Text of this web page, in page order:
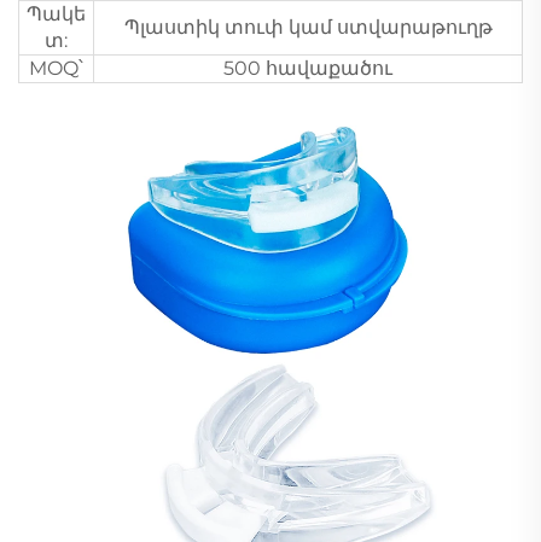
Պակե
տ:
Պլաստիկ տուփ կամ ստվարաթուղթ
MOQ՝
500 հավաքածու